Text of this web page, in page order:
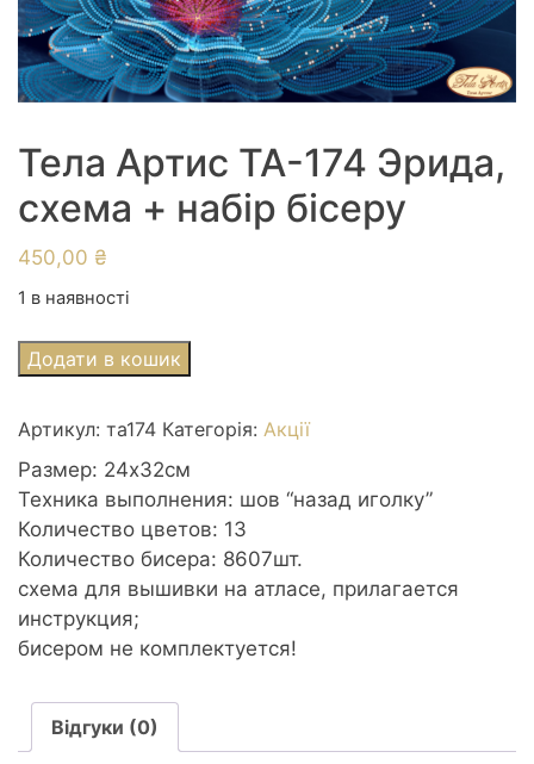
Тела Артис ТА-174 Эрида,
схема + набір бісеру
450,00 ₴
1 в наявності
Тела
Артис
Эрида,
схема
+
набір
бісеру
кількість
Додати в кошик
Артикул: та174 Категорія: Акції
Размер: 24х32см
Техника выполнения: шов “назад иголку”
Количество цветов: 13
Количество бисера: 8607шт.
схема для вышивки на атласе, прилагается
инструкция;
бисером не комплектуется!
Відгуки (0)